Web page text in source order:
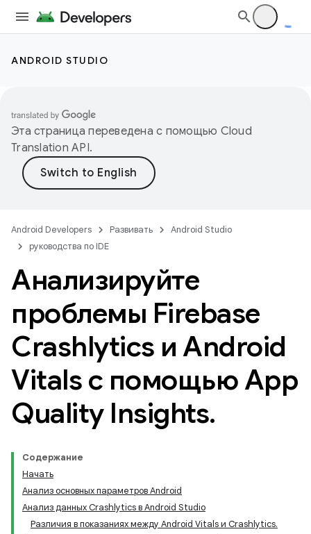
ANDROID STUDIO
Эта страница переведена с помощью Cloud
Translation API.
Android Developers Развивать
Android Studio
руководства по IDE
Анализируйте
проблемы Firebase
Crashlytics и Android
Vitals с помощью App
Quality Insights.
Содержание
Начать
Анализ основных параметров Android
Анализ данных Crashlytics в Android Studio
Различия в показаниях между Android Vitals и Crashlytics.